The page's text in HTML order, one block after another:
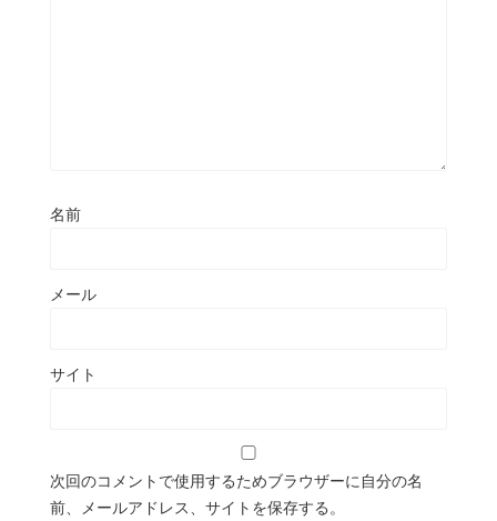
名前
メール
サイト
次回のコメントで使用するためブラウザーに自分の名
前、メールアドレス、サイトを保存する。